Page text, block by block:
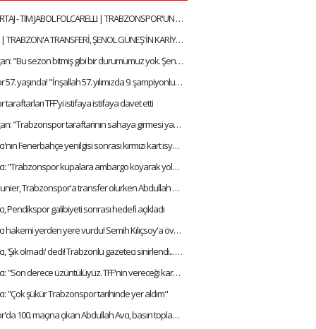
ÖZEL RÖPORTAJ - TIM JABOL FOLCARELLI | TRABZONSPOR'UN BU SEZONKİ HEDEFLERİ, FATİH TEKKE, SAÇ TARZI
ALANZINHO | TRABZON'A TRANSFERİ, ŞENOL GÜNEŞ'İN KARİYERİNDEKİ ETKİSİ, FATİH TEKKE'Yİ NASIL TANIMLAR?
Ertuğrul Doğan: "Bu sezon bitmiş gibi bir durumumuz yok. Şenol Hocamıza inanıyorum"
Trabzonspor 57. yaşında! "İnşallah 57. yılımızda 9. şampiyonluğumuzu alacağız"
TFF'yi istifaya istifaya davet etti
Ertuğrul Doğan: "Trabzonspor taraftarının sahaya girmesi yanlış. Cezayı hak ettik"
Abdullah Avcı'nın Fenerbahçe yenilgisi sonrası kırmızı kart isyanı! "VAR diye bir şey var artık"
Abdullah Avcı: "Trabzonspor kupalara ambargo koyarak yoluna devam etmiştir"
Thomas Meunier, Trabzonspor'a transfer olurken Abdullah Avcı ile yaptığı görüşmeyi anlattı:
Pendikspor galibiyeti sonrası hedefi açıkladı
Abdullah Avcı hakemi yerden yere vurdu! Semih Kılıçsoy'a övgüler yağdırdı
Abdullah Avcı, 'Şık olmadı' dedi! Trabzonlu gazeteci sinirlendi... "Adamlar plakayı taktı hocam"
Abdullah Avcı: "Son derece üzüntülüyüz. TFF'nin vereceği kararı bekliyoruz"
"Çok şükür Trabzonspor tarihinde yer aldım"
Trabzonspor'da 100. maçına çıkan Abdullah Avcı, basın toplantısında duygulandı!